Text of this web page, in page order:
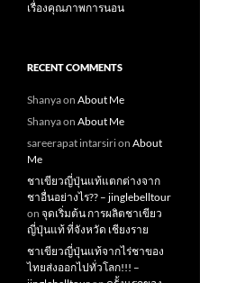
เรื่องคุณภาพการนอน
RECENT COMMENTS
Shanyaon About Me
Shanyaon About Me
sareerapat intarsirion About
Me
ชาเขียวญี่ปุ่นแท้แตกต่างจาก
ชาอื่นอย่างไร?? – jinglebelltour
on จุดเริ่มต้น การผลิตชาเขียว
ญี่ปุ่นแท้ ที่จังหวัด เชียงราย
ชาเขียวญี่ปุ่นแท้จากไร่ชาของ
ไทยส่งออกไปทั่วโลก!!! –